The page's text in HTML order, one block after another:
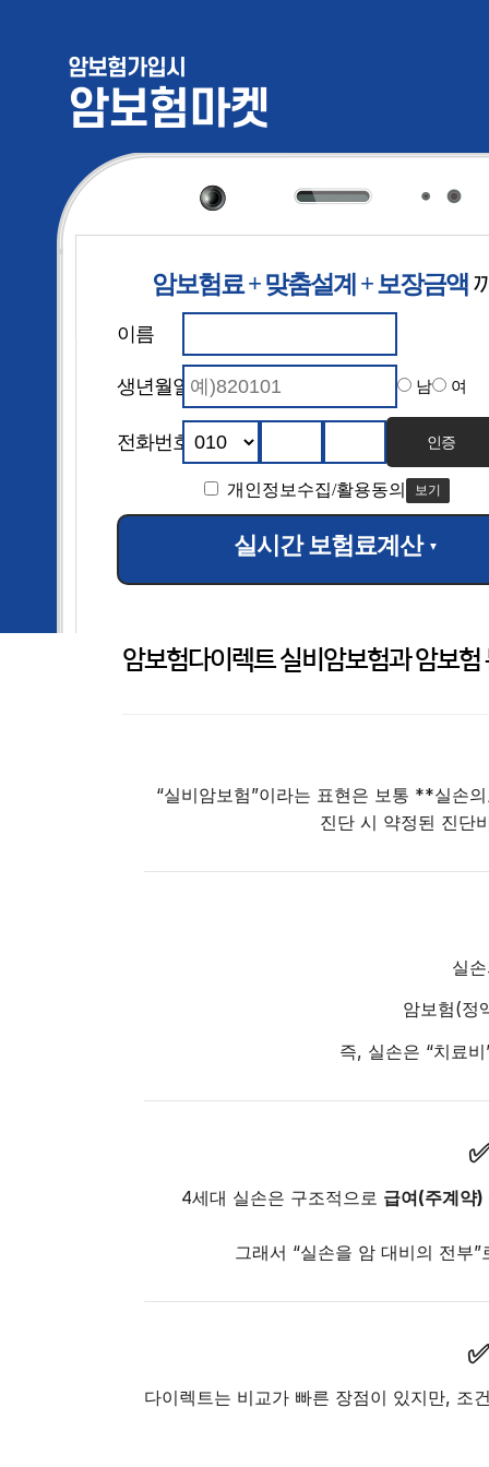
암보험가입시
암보험마켓
암보험 보험
암보험료 + 맞춤설계 + 보장금액
이름
생년월일 남 여
전화번호 인증
개인정보수집/활용동의 보기
실시간 보험료계산 ▼
암보험다이렉트 실비암보험과 암보험
“실비암보험”이라는 표현은 보통 **실손
진단 시 약정된 진단
실
암보험(정
즉, 실손은 “치료
4세대 실손은 구조적으로 급여(주계약)
그래서 “실손을 암 대비의 전부
다이렉트는 비교가 빠른 장점이 있지만, 조